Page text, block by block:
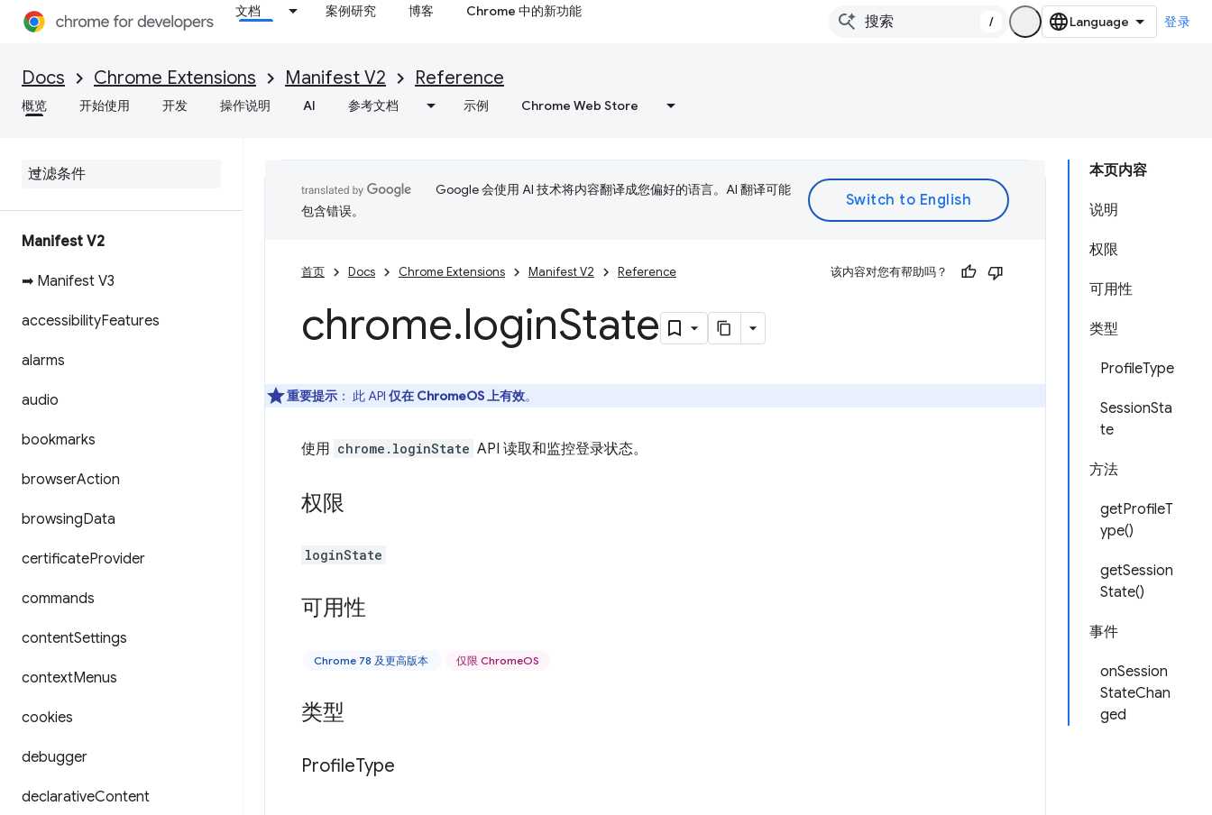
文档 案例研究 博客 Chrome 中的新功能
/ 登录
Docs Chrome Extensions Manifest V2 Reference
概览 开始使用 开发 操作说明 AI 参考文档 示例 Chrome Web Store
Manifest V2
➡ Manifest V3
accessibilityFeatures
alarms
audio
bookmarks
browserAction
browsingData
certificateProvider
commands
contentSettings
contextMenus
cookies
debugger
declarativeContent
本页内容
说明
权限
可用性
类型
ProfileType
SessionSta
te
方法
getProfileT
ype()
getSession
State()
事件
onSession
StateChan
ged
Google 会使用 AI 技术将内容翻译成您偏好的语言。AI 翻译可能
包含错误。
首页 Docs Chrome Extensions Manifest V2 Reference 该内容对您有帮助吗？
chrome.loginState
重要提示 ： 此 API 仅在 ChromeOS 上有效。
使用 chrome.loginState API 读取和监控登录状态。
权限
loginState
可用性
Chrome 78 及更高版本 仅限 ChromeOS
类型
ProfileType